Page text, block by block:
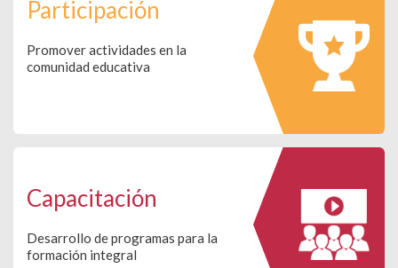
Participación
Promover actividades en la
comunidad educativa
Capacitación
Desarrollo de programas para la
formación integral